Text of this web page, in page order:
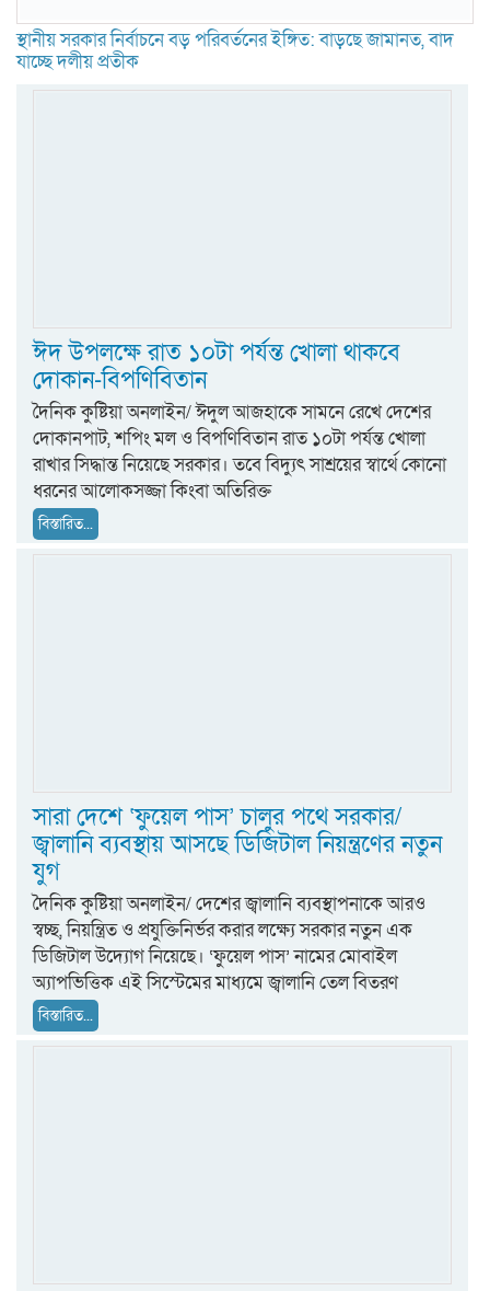
স্থানীয় সরকার নির্বাচনে বড় পরিবর্তনের ইঙ্গিত: বাড়ছে জামানত, বাদ
যাচ্ছে দলীয় প্রতীক
ঈদ উপলক্ষে রাত ১০টা পর্যন্ত খোলা থাকবে
দোকান-বিপণিবিতান
দৈনিক কুষ্টিয়া অনলাইন/ ঈদুল আজহাকে সামনে রেখে দেশের
দোকানপাট, শপিং মল ও বিপণিবিতান রাত ১০টা পর্যন্ত খোলা
রাখার সিদ্ধান্ত নিয়েছে সরকার। তবে বিদ্যুৎ সাশ্রয়ের স্বার্থে কোনো
ধরনের আলোকসজ্জা কিংবা অতিরিক্ত
বিস্তারিত...
সারা দেশে ‘ফুয়েল পাস’ চালুর পথে সরকার/
জ্বালানি ব্যবস্থায় আসছে ডিজিটাল নিয়ন্ত্রণের নতুন
যুগ
দৈনিক কুষ্টিয়া অনলাইন/ দেশের জ্বালানি ব্যবস্থাপনাকে আরও
স্বচ্ছ, নিয়ন্ত্রিত ও প্রযুক্তিনির্ভর করার লক্ষ্যে সরকার নতুন এক
ডিজিটাল উদ্যোগ নিয়েছে। ‘ফুয়েল পাস’ নামের মোবাইল
অ্যাপভিত্তিক এই সিস্টেমের মাধ্যমে জ্বালানি তেল বিতরণ
বিস্তারিত...